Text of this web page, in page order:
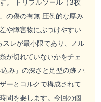
。 トリプルソール（3枚
の傷の有無 圧倒的な厚み
や障害物にぶつけやすい
レが最小限であり、ノル
が切れていないかをチェ
み」の深さと足型の跡 ハ
ーとコルクで構成されて
間を要します。今回の個